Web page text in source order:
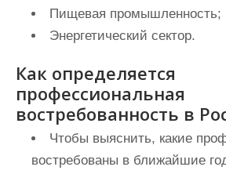
Пищевая промышленность;
Энергетический сектор.
Как определяется
профессиональная
востребованность в
Чтобы выяснить, какие
востребованы в ближайшие